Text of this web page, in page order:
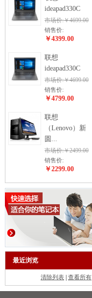
ideapad330C
市场价:￥4699.00
销售价:
￥4399.00
联想
ideapad330C
市场价:￥4699.00
销售价:
￥4799.00
联想
（Lenovo）新
圆...
市场价:￥2499.00
销售价:
￥2299.00
最近浏览
清除列表 查看所有